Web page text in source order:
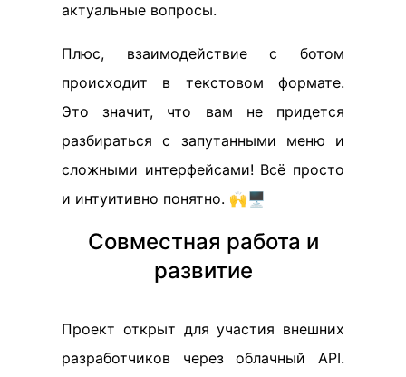
актуальные вопросы.
Плюс, взаимодействие с ботом
происходит в текстовом формате.
Это значит, что вам не придется
разбираться с запутанными меню и
сложными интерфейсами! Всё просто
и интуитивно понятно. 🙌🖥️
Совместная работа и
развитие
Проект открыт для участия внешних
разработчиков через облачный API.